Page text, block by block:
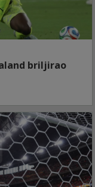
briljirao